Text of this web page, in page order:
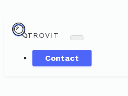
TROVIT
Contact